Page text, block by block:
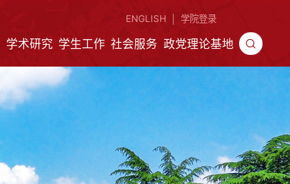
ENGLISH 学院登录
学术研究 学生工作 社会服务 政党理论基地